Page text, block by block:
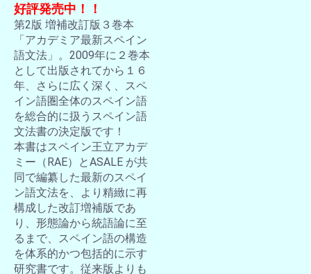
好評発売中！！
第2版 増補改訂版３巻本
「アカデミア最新スペイン
語文法」。2009年に２巻本
として出版されてから１６
年、さらに広く深く、スペ
イン語圏全体のスペイン語
を総合的に扱うスペイン語
文法書の決定版です！
本書はスペイン王立アカデ
ミー（RAE）とASALE が共
同で編纂した最新のスペイ
ン語文法を、より精緻に再
構成した改訂増補版であ
り、形態論から統語論に至
るまで、スペイン語の構造
を体系的かつ包括的に示す
研究書です。従来版よりも